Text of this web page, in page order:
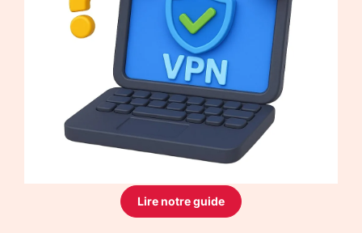
Lire notre guide